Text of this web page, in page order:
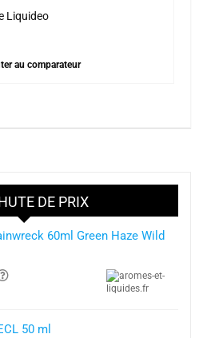
Liquideo
au comparateur
DE PRIX
60ml Green Haze Wild
50 ml